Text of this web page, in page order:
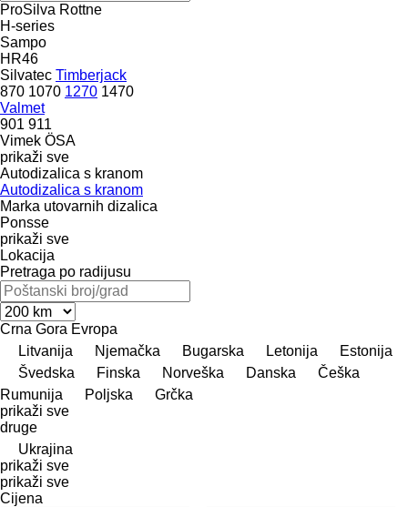
ProSilva Rottne
H-series
Sampo
HR46
Silvatec Timberjack
870 1070 1270 1470
Valmet
901 911
Vimek ÖSA
prikaži sve
Autodizalica s kranom
Autodizalica s kranom
Marka utovarnih dizalica
Ponsse
prikaži sve
Lokacija
Pretraga po radijusu
Crna Gora Evropa
Litvanija
Njemačka Bugarska Letonija
Estonija
Švedska
Finska Norveška Danska
Češka
Rumunija
Poljska
Grčka
prikaži sve
druge
Ukrajina
prikaži sve
prikaži sve
Cijena